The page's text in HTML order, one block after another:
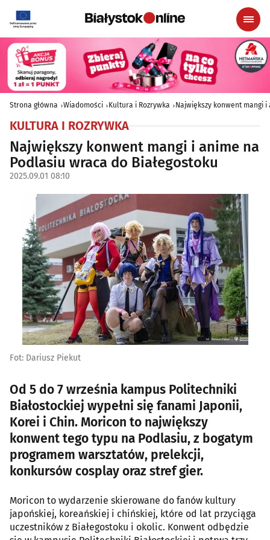
Strona główna Wiadomości Kultura i Rozrywka Największy konwent mangi
KULTURA I ROZRYWKA
Największy konwent mangi i anime na
Podlasiu wraca do Białegostoku
2025.09.01 08:10
Fot: Dariusz Piekut
Od 5 do 7 września kampus Politechniki
Białostockiej wypełni się fanami Japonii,
Korei i Chin. Moricon to największy
konwent tego typu na Podlasiu, z bogatym
programem warsztatów, prelekcji,
konkursów cosplay oraz stref gier.
Moricon to wydarzenie skierowane do fanów kultury
japońskiej, koreańskiej i chińskiej, które od lat przyciąga
uczestników z Białegostoku i okolic. Konwent odbędzie